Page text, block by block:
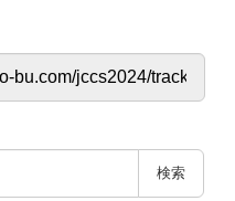
検索